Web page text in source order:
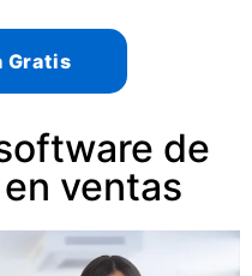
Gratis
de
ventas